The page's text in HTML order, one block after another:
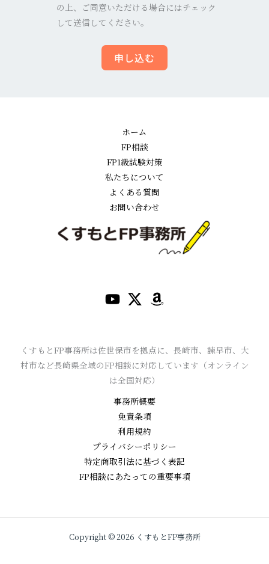
の上、ご同意いただける場合にはチェック
して送信してください。
申し込む
ホーム
FP相談
FP1級試験対策
私たちについて
よくある質問
お問い合わせ
くすもとFP事務所は佐世保市を拠点に、長崎市、諫早市、大
村市など長崎県全域のFP相談に対応しています（オンライン
は全国対応）
事務所概要
免責条項
利用規約
プライバシーポリシー
特定商取引法に基づく表記
FP相談にあたっての重要事項
Copyright © 2026 くすもとFP事務所